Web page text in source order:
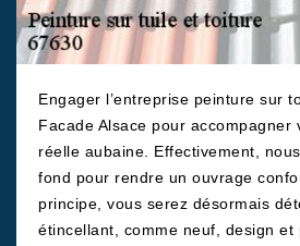
Engager l’entreprise peinture sur
Facade Alsace pour accompagner
réelle aubaine. Effectivement,
fond pour rendre un ouvrage
principe, vous serez désormais
étincellant, comme neuf, design et